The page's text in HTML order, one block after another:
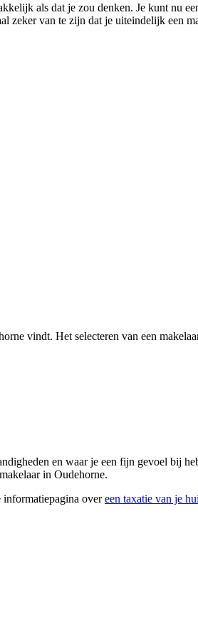
als dat je zou denken. Je kunt nu
van te zijn dat je uiteindelijk een
vindt. Het selecteren van een
en waar je een fijn gevoel bij
in Oudehorne.
informatiepagina overeen taxatie van je